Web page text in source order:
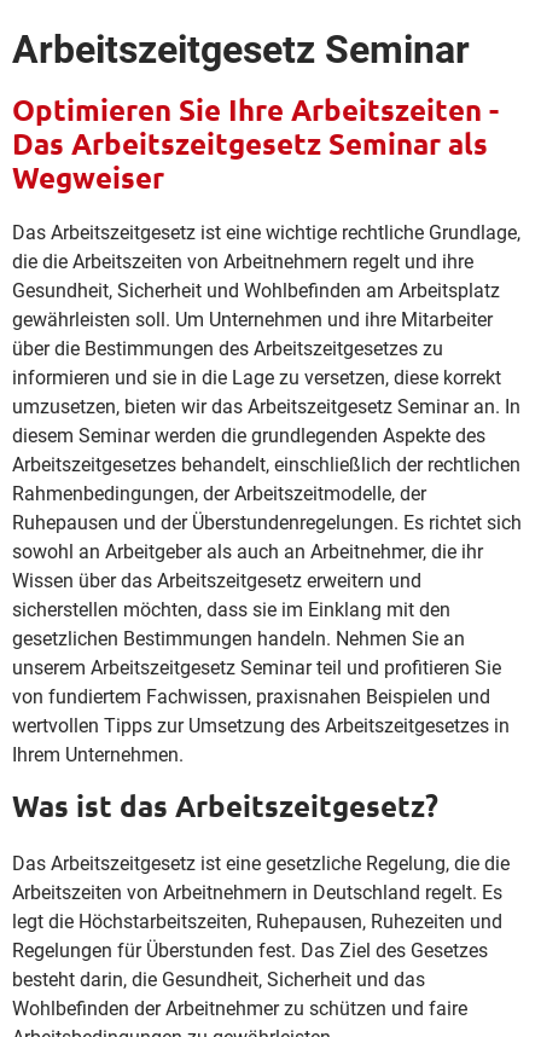
Arbeitszeitgesetz Seminar
Optimieren Sie Ihre Arbeitszeiten -
Das Arbeitszeitgesetz Seminar als
Wegweiser
Das Arbeitszeitgesetz ist eine wichtige rechtliche Grundlage,
die die Arbeitszeiten von Arbeitnehmern regelt und ihre
Gesundheit, Sicherheit und Wohlbefinden am Arbeitsplatz
gewährleisten soll. Um Unternehmen und ihre Mitarbeiter
über die Bestimmungen des Arbeitszeitgesetzes zu
informieren und sie in die Lage zu versetzen, diese korrekt
umzusetzen, bieten wir das Arbeitszeitgesetz Seminar an. In
diesem Seminar werden die grundlegenden Aspekte des
Arbeitszeitgesetzes behandelt, einschließlich der rechtlichen
Rahmenbedingungen, der Arbeitszeitmodelle, der
Ruhepausen und der Überstundenregelungen. Es richtet sich
sowohl an Arbeitgeber als auch an Arbeitnehmer, die ihr
Wissen über das Arbeitszeitgesetz erweitern und
sicherstellen möchten, dass sie im Einklang mit den
gesetzlichen Bestimmungen handeln. Nehmen Sie an
unserem Arbeitszeitgesetz Seminar teil und profitieren Sie
von fundiertem Fachwissen, praxisnahen Beispielen und
wertvollen Tipps zur Umsetzung des Arbeitszeitgesetzes in
Ihrem Unternehmen.
Was ist das Arbeitszeitgesetz?
Das Arbeitszeitgesetz ist eine gesetzliche Regelung, die die
Arbeitszeiten von Arbeitnehmern in Deutschland regelt. Es
legt die Höchstarbeitszeiten, Ruhepausen, Ruhezeiten und
Regelungen für Überstunden fest. Das Ziel des Gesetzes
besteht darin, die Gesundheit, Sicherheit und das
Wohlbefinden der Arbeitnehmer zu schützen und faire